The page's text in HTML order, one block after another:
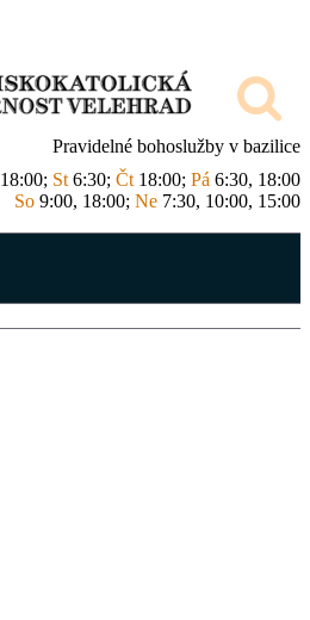
Pravidelné bohoslužby v bazilice
18:00; St 6:30; Čt 18:00; Pá 6:30, 18:00
So 9:00, 18:00; Ne 7:30, 10:00, 15:00